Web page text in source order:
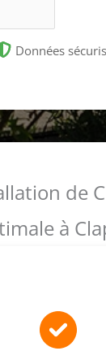
Données
de
à